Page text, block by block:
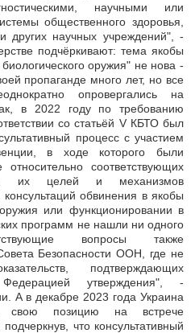
научными или
общественного здоровья,
других научных учреждений", -
подчёркивают: тема якобы
оружия" не нова -
пропаганде много лет, но все
опровергались на
в 2022 году по требованию
со статьёй V КБТО был
процесс с участием
в ходе которого были
соответствующих
их целей и механизмов
обвинения в якобы
оружия или функционировании в
программ не нашли ни одного
вопросы также
Безопасности ООН, где не
подтверждающих
утверждения", -
А в декабре 2023 года Украина
свою позицию на встрече
что консультативный